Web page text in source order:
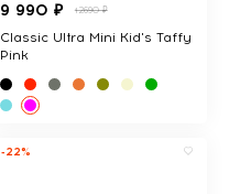
9 990 ₽ 12690 ₽
Classic Ultra Mini Kid's Taffy
Pink
-22%